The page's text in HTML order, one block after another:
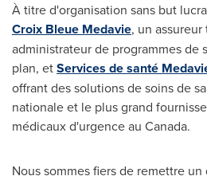
À titre d'organisation sans but
Croix Bleue Medavie, un
administrateur de programmes de
plan, etServices de santé
offrant des solutions de soins de
nationale et le plus grand
médicaux d'urgence au Canada.
Nous sommes fiers de remettre